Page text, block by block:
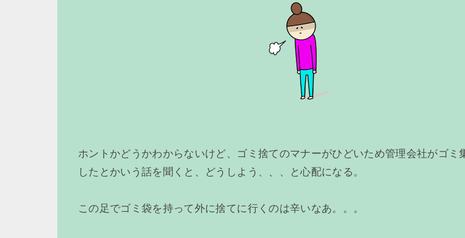
ホントかどうかわからないけど、ゴミ捨てのマナーがひどいため管理会社がゴミ
したとかいう話を聞くと、どうしよう、、、と心配になる。
この足でゴミ袋を持って外に捨てに行くのは辛いなあ。。。